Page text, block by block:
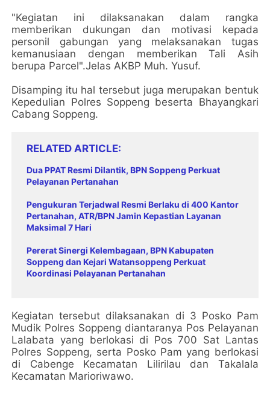
"Kegiatan ini dilaksanakan dalam rangka
memberikan dukungan dan motivasi kepada
personil gabungan yang melaksanakan tugas
kemanusiaan dengan memberikan Tali Asih
berupa Parcel".Jelas AKBP Muh. Yusuf.
Disamping itu hal tersebut juga merupakan bentuk
Kepedulian Polres Soppeng beserta Bhayangkari
Cabang Soppeng.
RELATED ARTICLE
Dua PPAT Resmi Dilantik, BPN Soppeng Perkuat
Pelayanan Pertanahan
Pengukuran Terjadwal Resmi Berlaku di 400 Kantor
Pertanahan, ATR/BPN Jamin Kepastian Layanan
Maksimal 7 Hari
Pererat Sinergi Kelembagaan, BPN Kabupaten
Soppeng dan Kejari Watansoppeng Perkuat
Koordinasi Pelayanan Pertanahan
Kegiatan tersebut dilaksanakan di 3 Posko Pam
Mudik Polres Soppeng diantaranya Pos Pelayanan
Lalabata yang berlokasi di Pos 700 Sat Lantas
Polres Soppeng, serta Posko Pam yang berlokasi
di Cabenge Kecamatan Lilirilau dan Takalala
Kecamatan Marioriwawo.